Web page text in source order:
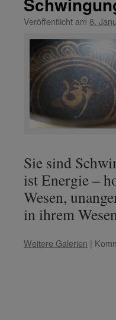
Veröffentlicht am 8.
Sie sind
ist Energie –
Wesen,
in ihrem
Weitere Galerien |